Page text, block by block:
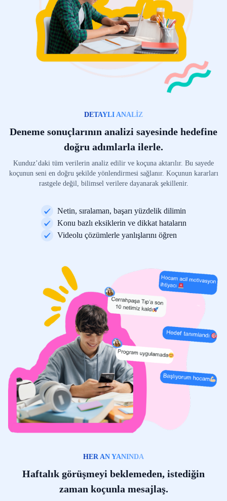
DETAYLI ANALİZ
Deneme sonuçlarının analizi sayesinde hedefine
doğru adımlarla ilerle.
Kunduz’daki tüm verilerin analiz edilir ve koçuna aktarılır. Bu sayede
koçunun seni en doğru şekilde yönlendirmesi sağlanır. Koçunun kararları
rastgele değil, bilimsel verilere dayanarak şekillenir.
Netin, sıralaman, başarı yüzdelik dilimin
Konu bazlı eksiklerin ve dikkat hataların
Videolu çözümlerle yanlışlarını öğren
HER AN YANINDA
Haftalık görüşmeyi beklemeden, istediğin
zaman koçunla mesajlaş.